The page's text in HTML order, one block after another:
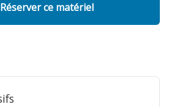
Réserver ce matériel